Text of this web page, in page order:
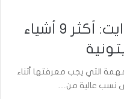
الممنوع في الكيتو دايت: أكثر 9 أشياء
التي يجب معرفتها أثناء
نسب عالية من…